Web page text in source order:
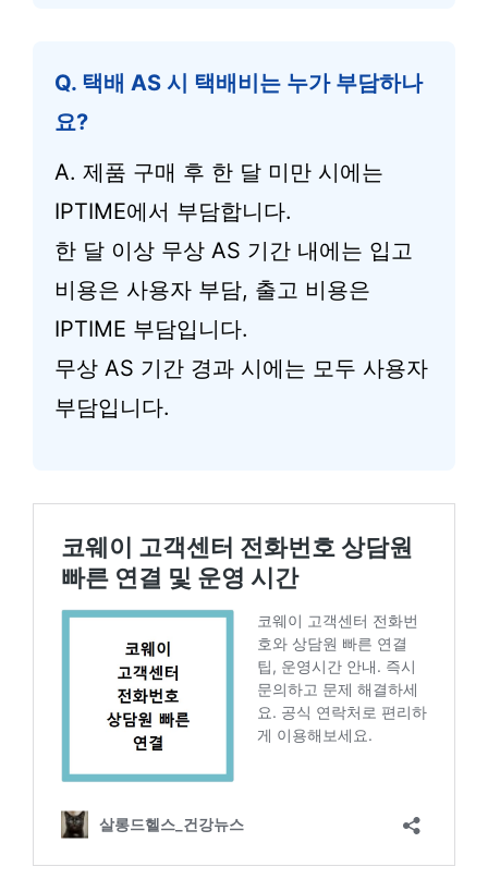
Q. 택배 AS 시 택배비는 누가 부담하나
요?
A. 제품 구매 후 한 달 미만 시에는
IPTIME에서 부담합니다.
한 달 이상 무상 AS 기간 내에는 입고
비용은 사용자 부담, 출고 비용은
IPTIME 부담입니다.
무상 AS 기간 경과 시에는 모두 사용자
부담입니다.